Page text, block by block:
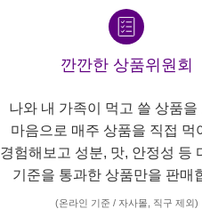
깐깐한 상품위원회
나와 내 가족이 먹고 쓸 상품을
마음으로 매주 상품을 직접 먹
경험해보고 성분, 맛, 안정성 등
기준을 통과한 상품만을 판매
(온라인 기준 / 자사몰, 직구 제외)